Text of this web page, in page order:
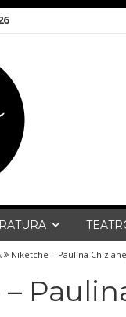
Niketche – Paulina